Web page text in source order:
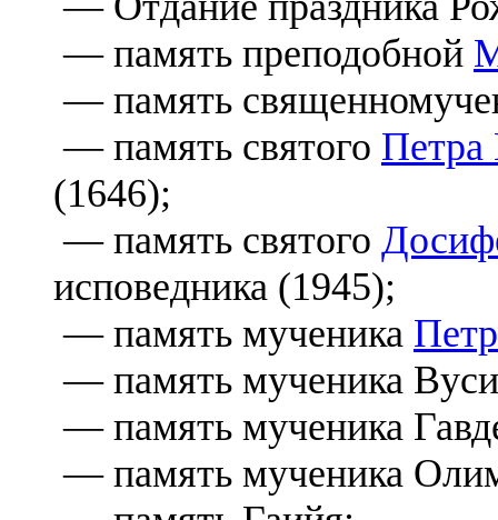
— память преподобной
— память
— память святого
(1646);
— память святого
исповедника (1945);
— память мученика
— память мученика
— память мученика
— память мученика